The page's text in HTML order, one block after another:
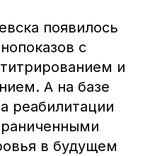
появилось
с
и
А на базе
реабилитации
в будущем